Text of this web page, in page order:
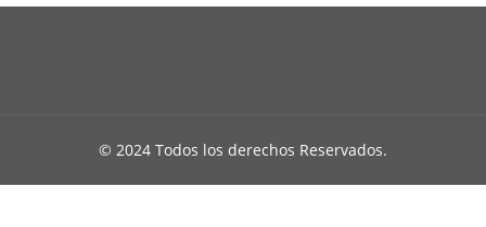
© 2024 Todos los derechos Reservados.